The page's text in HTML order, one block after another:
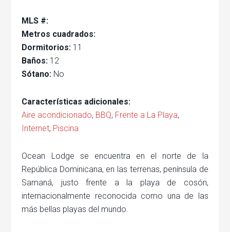
MLS #:
Metros cuadrados:
Dormitorios: 11
Baños: 12
Sótano: No
Características adicionales:
Aire acondicionado, BBQ, Frente a La Playa,
Internet, Piscina
Ocean Lodge se encuentra en el norte de la
República Dominicana, en las terrenas, península de
Samaná, justo frente a la playa de cosón,
internacionalmente reconocida como una de las
más bellas playas del mundo.